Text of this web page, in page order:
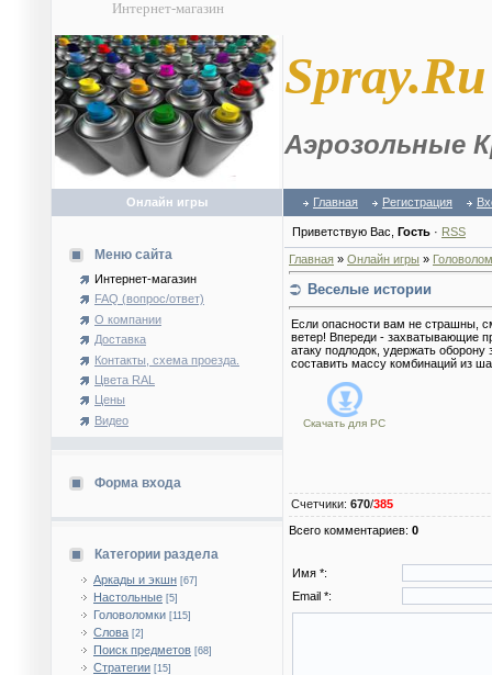
Интернет-магазин
Spray.Ru
Аэрозольные
Онлайн игры Главная Регистрация
Меню сайта
Интернет-магазин
FAQ (вопрос/ответ)
О компании
Доставка
Контакты, схема проезда.
Цвета RAL
Цены
Видео
Форма входа
Категории раздела
Аркады и экшн [67]
Настольные [5]
Головоломки [115]
Слова [2]
Поиск предметов [68]
Стратегии [15]
Приветствую Вас Гость · RSS
Главная » Онлайн игры »
Веселые истории
Если опасности вам не страшны,
ветер! Впереди - захватывающие
атаку подлодок, удержать
составить массу комбинаций из
Скачать для PC
Счетчики: 670/385
Всего комментариев: 0
Имя *:
Email *: